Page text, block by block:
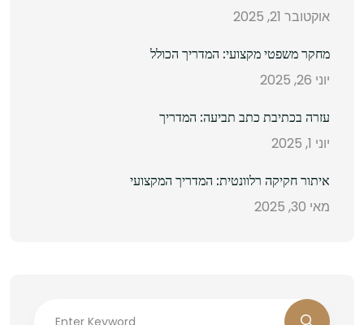
אוקטובר 21, 2025
מחקר משפטי מקצועי: המדריך הכולל
יוני 26, 2025
עזרה בכתיבת כתב תביעה: המדריך
יוני 1, 2025
איתור חקיקה רלוונטית: המדריך המקצועי
מאי 30, 2025